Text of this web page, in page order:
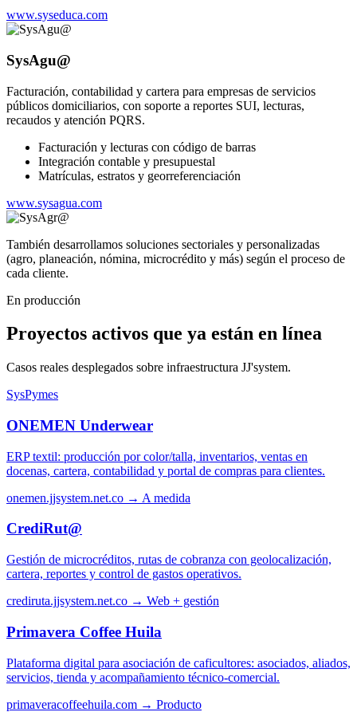
www.syseduca.com
SysAgu@
Facturación, contabilidad y cartera para empresas de servicios
públicos domiciliarios, con soporte a reportes SUI, lecturas,
recaudos y atención PQRS.
Facturación y lecturas con código de barras
Integración contable y presupuestal
Matrículas, estratos y georreferenciación
www.sysagua.com
También desarrollamos soluciones sectoriales y personalizadas
(agro, planeación, nómina, microcrédito y más) según el proceso de
cada cliente.
En producción
Proyectos activos que ya están en línea
Casos reales desplegados sobre infraestructura JJ'system.
SysPymes
ONEMEN Underwear
ERP textil: producción por color/talla, inventarios, ventas en
docenas, cartera, contabilidad y portal de compras para clientes.
onemen.jjsystem.net.co → A medida
CrediRut@
Gestión de microcréditos, rutas de cobranza con geolocalización,
cartera, reportes y control de gastos operativos.
crediruta.jjsystem.net.co → Web + gestión
Primavera Coffee Huila
Plataforma digital para asociación de caficultores: asociados, aliados,
servicios, tienda y acompañamiento técnico-comercial.
primaveracoffeehuila.com → Producto